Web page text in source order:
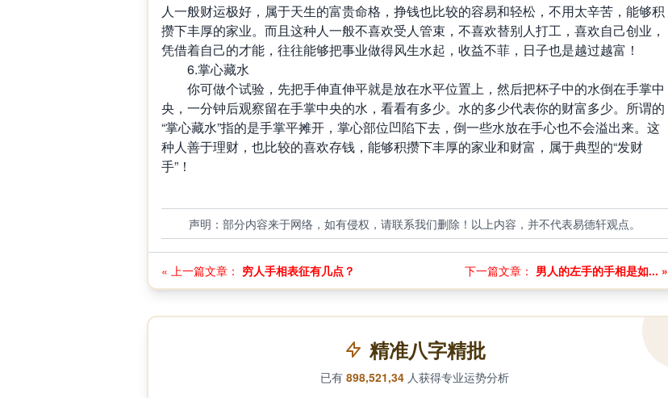
人一般财运极好，属于天生的富贵命格，挣钱也比较的容易和轻松，不用太辛苦，能够积
攒下丰厚的家业。而且这种人一般不喜欢受人管束，不喜欢替别人打工，喜欢自己创业，
凭借着自己的才能，往往能够把事业做得风生水起，收益不菲，日子也是越过越富！
6.掌心藏水
你可做个试验，先把手伸直伸平就是放在水平位置上，然后把杯子中的水倒在手掌中
央，一分钟后观察留在手掌中央的水，看看有多少。水的多少代表你的财富多少。所谓的
“掌心藏水”指的是手掌平摊开，掌心部位凹陷下去，倒一些水放在手心也不会溢出来。这
种人善于理财，也比较的喜欢存钱，能够积攒下丰厚的家业和财富，属于典型的“发财
手”！
声明：部分内容来于网络，如有侵权，请联系我们删除！以上内容，并不代表易德轩观点。
« 上一篇文章： 穷人手相表征有几点？ 下一篇文章： 男人的左手的手相是如... »
精准八字精批
已有 898,521,34 人获得专业运势分析